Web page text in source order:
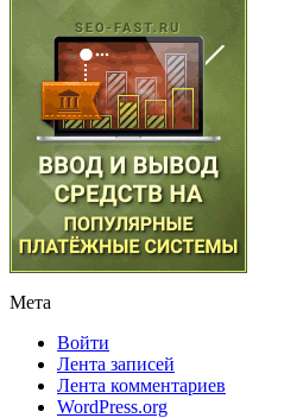
Мета
Войти
Лента записей
Лента комментариев
WordPress.org